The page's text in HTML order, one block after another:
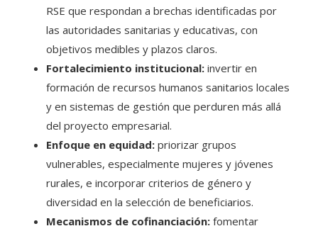
RSE que respondan a brechas identificadas por
las autoridades sanitarias y educativas, con
objetivos medibles y plazos claros.
Fortalecimiento institucional: invertir en
formación de recursos humanos sanitarios locales
y en sistemas de gestión que perduren más allá
del proyecto empresarial.
Enfoque en equidad: priorizar grupos
vulnerables, especialmente mujeres y jóvenes
rurales, e incorporar criterios de género y
diversidad en la selección de beneficiarios.
Mecanismos de cofinanciación: fomentar